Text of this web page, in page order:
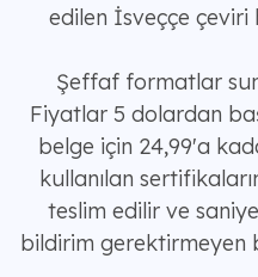
edilen İsveççe çeviri
Şeffaf formatlar
Fiyatlar 5 dolardan
belge için 24,99'a
kullanılan
teslim edilir ve
bildirim gerektirmeyen